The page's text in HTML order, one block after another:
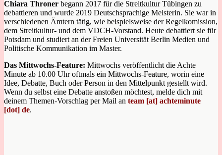
Chiara Throner begann 2017 für die Streitkultur Tübingen zu
debattieren und wurde 2019 Deutschsprachige Meisterin. Sie war in
verschiedenen Ämtern tätig, wie beispielsweise der Regelkomission,
dem Streitkultur- und dem VDCH-Vorstand. Heute debattiert sie für
Potsdam und studiert an der Freien Universität Berlin Medien und
Politische Kommunikation im Master.
Das Mittwochs-Feature: Mittwochs veröffentlicht die Achte
Minute ab 10.00 Uhr oftmals ein Mittwochs-Feature, worin eine
Idee, Debatte, Buch oder Person in den Mittelpunkt gestellt wird.
Wenn du selbst eine Debatte anstoßen möchtest, melde dich mit
deinem Themen-Vorschlag per Mail an team [at] achteminute
[dot] de.